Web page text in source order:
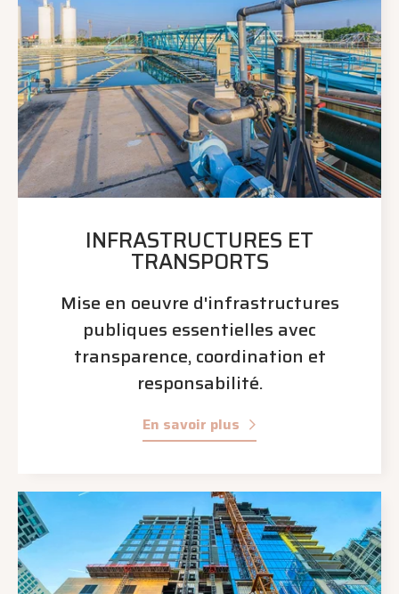
INFRASTRUCTURES ET
TRANSPORTS
Mise en oeuvre d'infrastructures
publiques essentielles avec
transparence, coordination et
responsabilité.
En savoir plus